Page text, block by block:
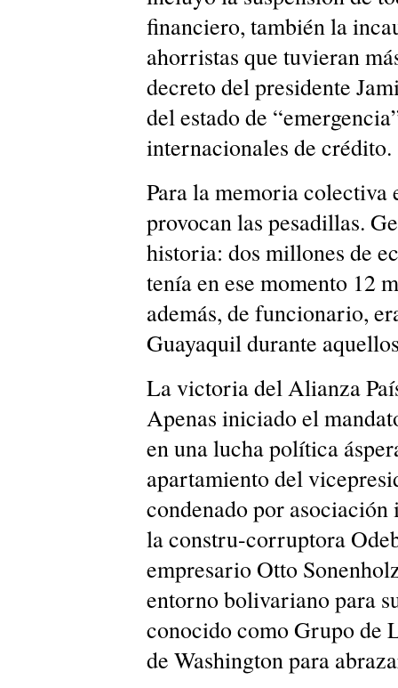
financiero, también la
ahorristas que tuvieran
decreto del presidente
del estado de
internacionales de crédito.
Para la memoria
provocan las pesadillas.
historia: dos millones de
tenía en ese momento 12
además, de funcionario,
Guayaquil durante
La victoria del Alianza
Apenas iniciado el
en una lucha política
apartamiento del
condenado por
la constru-corruptora
empresario Otto
entorno bolivariano para
conocido como Grupo de
de Washington para